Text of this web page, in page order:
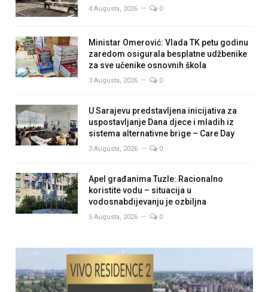
4 Augusta, 2026 0
Ministar Omerović: Vlada TK petu godinu
zaredom osigurala besplatne udžbenike
za sve učenike osnovnih škola
3 Augusta, 2026 0
U Sarajevu predstavljena inicijativa za
uspostavljanje Dana djece i mladih iz
sistema alternativne brige – Care Day
3 Augusta, 2026 0
Apel građanima Tuzle: Racionalno
koristite vodu – situacija u
vodosnabdijevanju je ozbiljna
5 Augusta, 2026 0